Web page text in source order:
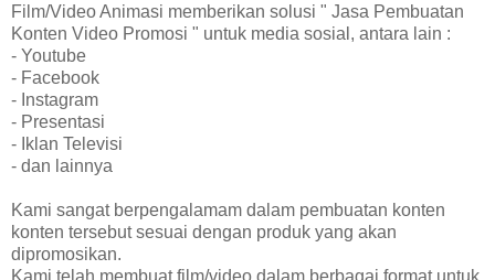
Film/Video Animasi memberikan solusi " Jasa Pembuatan
Konten Video Promosi " untuk media sosial, antara lain :
- Youtube
- Facebook
- Instagram
- Presentasi
- Iklan Televisi
- dan lainnya
Kami sangat berpengalamam dalam pembuatan konten
konten tersebut sesuai dengan produk yang akan
dipromosikan.
Kami telah membuat film/video dalam berbagai format untuk